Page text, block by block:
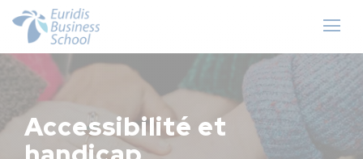
Accessibilité et